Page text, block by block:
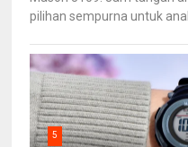
pilihan sempurna untuk
5